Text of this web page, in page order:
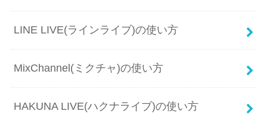
LINE LIVE(ラインライブ)の使い方
MixChannel(ミクチャ)の使い方
HAKUNA LIVE(ハクナライブ)の使い方